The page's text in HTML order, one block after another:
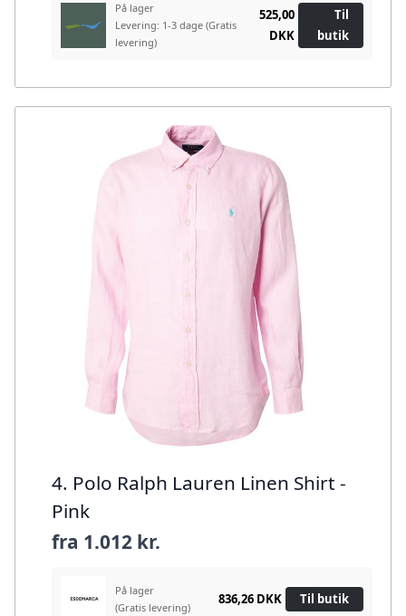
På lager
Levering: 1-3 dage (Gratis
levering)
525,00
DKK
Til
butik
4. Polo Ralph Lauren Linen Shirt -
Pink
fra 1.012 kr.
På lager
(Gratis levering)
836,26 DKK Til butik